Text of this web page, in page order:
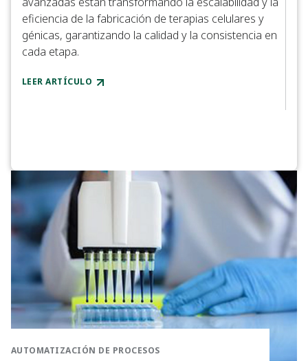
eficiencia de la fabricación de terapias celulares y
génicas, garantizando la calidad y la consistencia en
cada etapa.
LEER ARTÍCULO
AUTOMATIZACIÓN DE PROCESOS